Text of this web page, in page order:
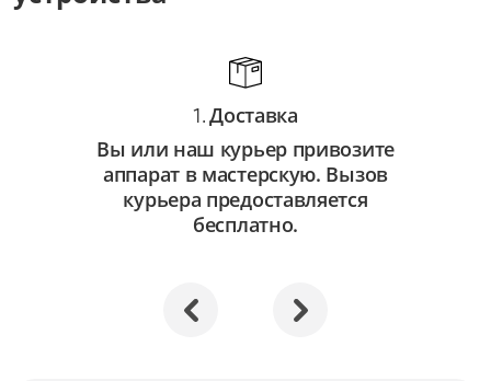
Замена разъемов питания
Замена петлей
от 3 500 ₽
Замена оперативной памяти
1.Доставка
Вы или наш курьер привозите
аппарат в мастерскую. Вызов
курьера предоставляется
бесплатно.